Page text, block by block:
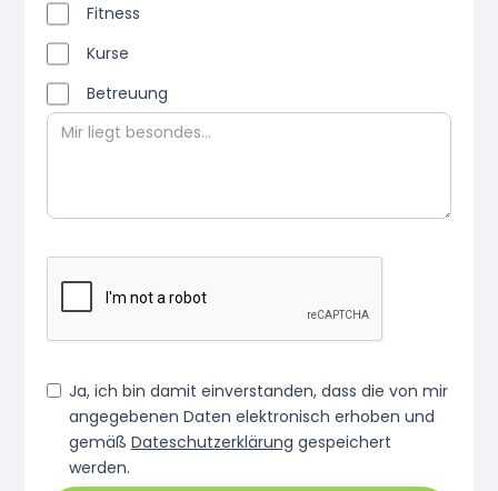
Fitness
Kurse
Betreuung
Ja, ich bin damit einverstanden, dass die von mir
angegebenen Daten elektronisch erhoben und
gemäß Dateschutzerklärung gespeichert
werden.